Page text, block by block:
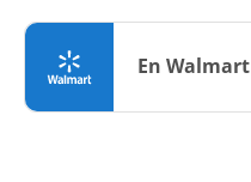
En Walmart